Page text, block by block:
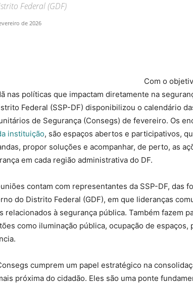
Federal (GDF)
de 2026
Com o
nas políticas que impactam diretamente na
Federal (SSP-DF) disponibilizou o calendário
de Segurança (Consegs) de fevereiro. Os
instituição, são espaços abertos e participativos,
propor soluções e acompanhar, de perto, as
em cada região administrativa do DF.
contam com representantes da SSP-DF, das
do Distrito Federal (GDF), em que lideranças
relacionados à segurança pública. Também fazem
como iluminação pública, ocupação de
cumprem um papel estratégico na
próxima do cidadão. Eles são uma ponte